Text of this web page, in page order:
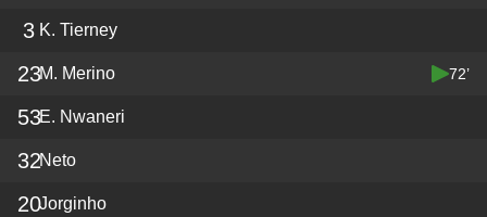
3 K. Tierney
23M. Merino 72’
53E. Nwaneri
32Neto
20Jorginho